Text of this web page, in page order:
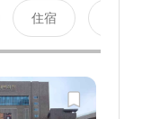
住宿